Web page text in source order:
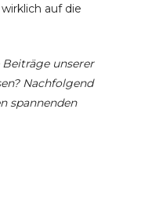
auf die
unserer
Nachfolgend
spannenden